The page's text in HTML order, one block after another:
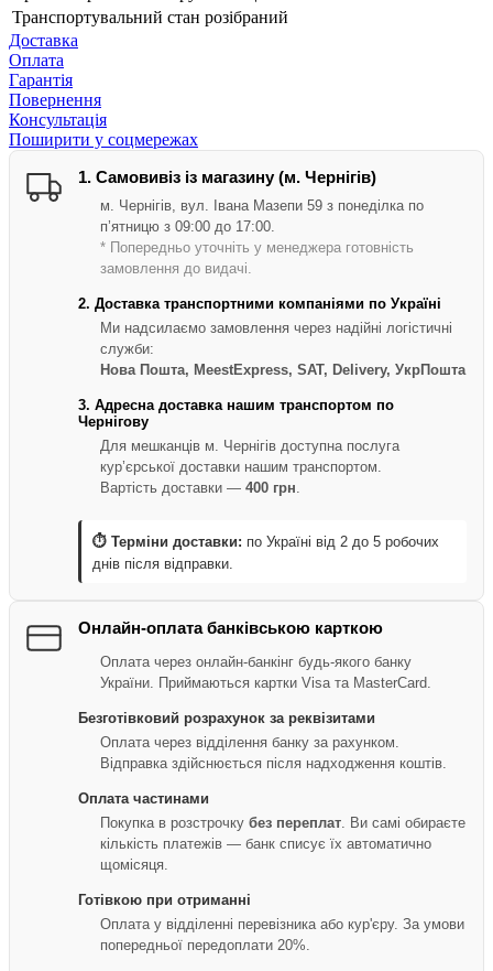
Транспортувальний стан розібраний
Доставка
Оплата
Гарантія
Повернення
Консультація
Поширити у соцмережах
1. Самовивіз із магазину (м. Чернігів)
м. Чернігів, вул. Івана Мазепи 59 з понеділка по
п’ятницю з 09:00 до 17:00.
* Попередньо уточніть у менеджера готовність
замовлення до видачі.
2. Доставка транспортними компаніями по Україні
Ми надсилаємо замовлення через надійні логістичні
служби:
Нова Пошта, MeestExpress, SAT, Delivery, УкрПошта
3. Адресна доставка нашим транспортом по
Чернігову
Для мешканців м. Чернігів доступна послуга
кур’єрської доставки нашим транспортом.
Вартість доставки — 400 грн.
⏱ Терміни доставки: по Україні від 2 до 5 робочих
днів після відправки.
Онлайн-оплата банківською карткою
Оплата через онлайн-банкінг будь-якого банку
України. Приймаються картки Visa та MasterCard.
Безготівковий розрахунок за реквізитами
Оплата через відділення банку за рахунком.
Відправка здійснюється після надходження коштів.
Оплата частинами
Покупка в розстрочку без переплат. Ви самі обираєте
кількість платежів — банк списує їх автоматично
щомісяця.
Готівкою при отриманні
Оплата у відділенні перевізника або кур'єру. За умови
попередньої передоплати 20%.